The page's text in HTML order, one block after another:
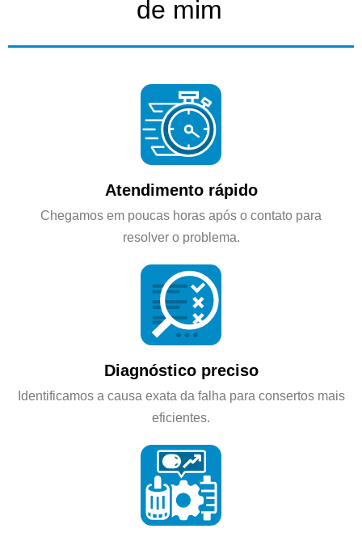
de mim
Atendimento rápido
Chegamos em poucas horas após o contato para
resolver o problema.
Diagnóstico preciso
Identificamos a causa exata da falha para consertos mais
eficientes.